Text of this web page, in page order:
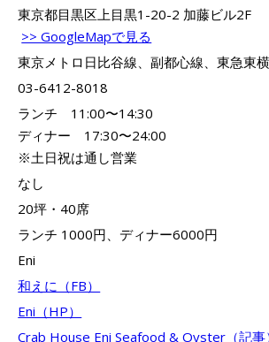
東京都目黒区上目黒1-20-2 加藤ビル2F
>> GoogleMapで見る
東京メトロ日比谷線、副都心線、東急東
03-6412-8018
ランチ 11:00〜14:30
ディナー 17:30〜24:00
※土日祝は通し営業
なし
20坪・40席
ランチ 1000円、ディナー6000円
Eni
和えに（FB）
Eni（HP）
Crab House Eni Seafood & Oyster（記事